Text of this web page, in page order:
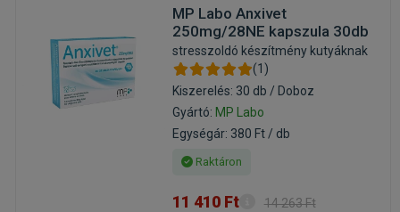
MP Labo Anxivet
250mg/28NE kapszula 30db
stresszoldó készítmény kutyáknak
(1)
Kiszerelés: 30 db / Doboz
Gyártó: MP Labo
Egységár: 380 Ft / db
Raktáron
11 410 Ft 14 263 Ft